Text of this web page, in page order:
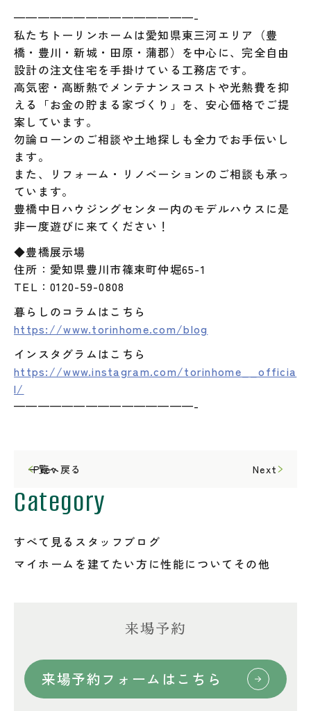
———————————————-
私たちトーリンホームは愛知県東三河エリア（豊
橋・豊川・新城・田原・蒲郡）を中心に、完全自由
設計の注文住宅を手掛けている工務店です。
高気密・高断熱でメンテナンスコストや光熱費を抑
える「お金の貯まる家づくり」を、安心価格でご提
案しています。
勿論ローンのご相談や土地探しも全力でお手伝いし
ます。
また、リフォーム・リノベーションのご相談も承っ
ています。
豊橋中日ハウジングセンター内のモデルハウスに是
非一度遊びに来てください！
◆豊橋展示場
住所：愛知県豊川市篠束町仲堀65-1
TEL：0120-59-0808
暮らしのコラムはこちら
https://www.torinhome.com/blog
インスタグラムはこちら
https://www.instagram.com/torinhome__officia
l/
———————————————-
一覧へ戻る
Prev Next
Category
すべて見る スタッフブログ
マイホームを建てたい方に性能について その他
来場予約
来場予約フォームはこちら